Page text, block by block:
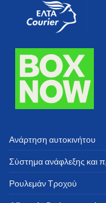
Ανάρτηση αυτοκινήτου
Σύστημα ανάφλεξης και
Ρουλεμάν Τροχού